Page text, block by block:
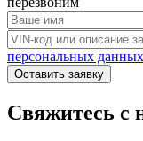
персональных данных
Оставить заявку
Свяжитесь с